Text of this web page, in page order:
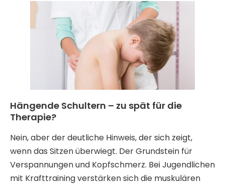
Hängende Schultern – zu spät für die
Therapie?
Nein, aber der deutliche Hinweis, der sich zeigt,
wenn das Sitzen überwiegt. Der Grundstein für
Verspannungen und Kopfschmerz. Bei Jugendlichen
mit Krafttraining verstärken sich die muskulären